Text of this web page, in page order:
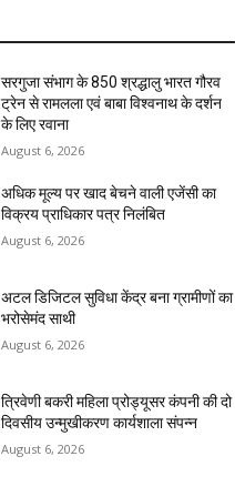
सरगुजा संभाग के 850 श्रद्धालु भारत गौरव
ट्रेन से रामलला एवं बाबा विश्वनाथ के दर्शन
के लिए रवाना
August 6, 2026
अधिक मूल्य पर खाद बेचने वाली एजेंसी का
विक्रय प्राधिकार पत्र निलंबित
August 6, 2026
अटल डिजिटल सुविधा केंद्र बना ग्रामीणों का
भरोसेमंद साथी
August 6, 2026
त्रिवेणी बकरी महिला प्रोड्यूसर कंपनी की दो
दिवसीय उन्मुखीकरण कार्यशाला संपन्न
August 6, 2026